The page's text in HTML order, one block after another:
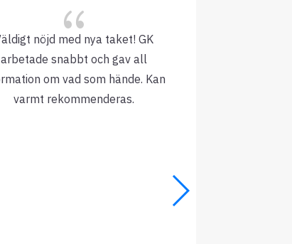
{
nöjd med nya taket! GK
arbetade snabbt och gav all
om vad som hände. Kan
varmt rekommenderas.